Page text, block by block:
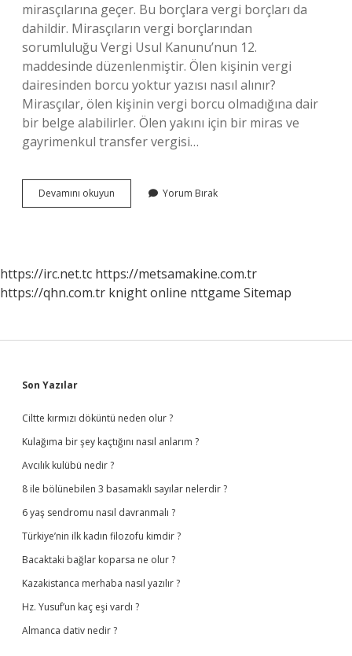
mirasçılarına geçer. Bu borçlara vergi borçları da
dahildir. Mirasçıların vergi borçlarından
sorumluluğu Vergi Usul Kanunu’nun 12.
maddesinde düzenlenmiştir. Ölen kişinin vergi
dairesinden borcu yoktur yazısı nasıl alınır?
Mirasçılar, ölen kişinin vergi borcu olmadığına dair
bir belge alabilirler. Ölen yakını için bir miras ve
gayrimenkul transfer vergisi…
Devamını okuyun
Kişinin
Yorum Bırak
https://irc.net.tc https://metsamakine.com.tr
https://qhn.com.tr knight online nttgame Sitemap
Sidebar
Son Yazılar
Ciltte kırmızı döküntü neden olur ?
Kulağıma bir şey kaçtığını nasıl anlarım ?
Avcılık kulübü nedir ?
8 ile bölünebilen 3 basamaklı sayılar nelerdir ?
6 yaş sendromu nasıl davranmalı ?
Türkiye’nin ilk kadın filozofu kimdir ?
Bacaktaki bağlar koparsa ne olur ?
Kazakistanca merhaba nasıl yazılır ?
Hz. Yusuf’un kaç eşi vardı ?
Almanca dativ nedir ?